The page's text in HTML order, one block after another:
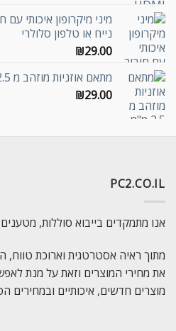
מיני מיקרופון איכותי
נייח או טלפון סלולרי
₪29.00
מתאם אוזניות מוזהב מ 2.5 מ"מ ל 3.5 מ"מ
₪29.00
PC2.CO.IL
אנו מתמקדים בייבוא סוללות,
מתוך ראיה אסטרטגית וארוכת
את מחירי המוצרים וזאת על מנת
מוצרים חדשים, איכותיים ובמחירים